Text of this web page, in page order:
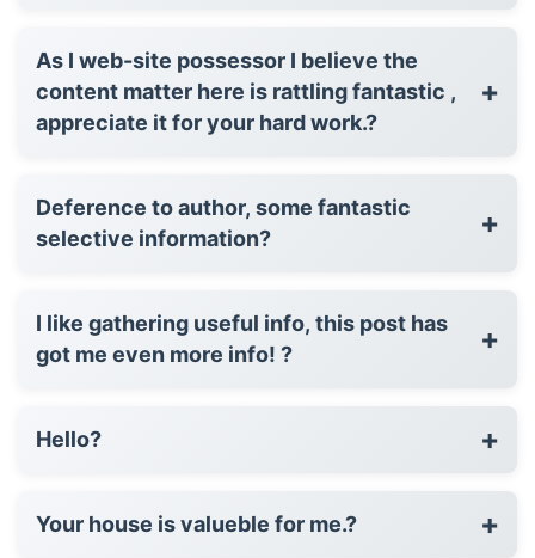
As I web-site possessor I believe the
content matter here is rattling fantastic ,
appreciate it for your hard work.?
+
Deference to author, some fantastic
selective information?
+
I like gathering useful info, this post has
got me even more info! ?
+
Hello? +
Your house is valueble for me.? +